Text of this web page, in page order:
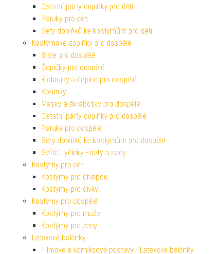
Ostatní párty doplňky pro děti
Paruky pro děti
Sety doplňků ke kostýmům pro děti
Kostýmové doplňky pro dospělé
Brýle pro dospělé
Čepičky pro dospělé
Klobouky a čepice pro dospělé
Korunky
Masky a škrabošky pro dospělé
Ostatní párty doplňky pro dospělé
Paruky pro dospělé
Sety doplňků ke kostýmům pro dospělé
Svítící tyčinky - sety a sady
Kostýmy pro děti
Kostýmy pro chlapce
Kostýmy pro dívky
Kostýmy pro dospělé
Kostýmy pro muže
Kostýmy pro ženy
Latexové balónky
Filmové a komiksové postavy - Latexové balónky